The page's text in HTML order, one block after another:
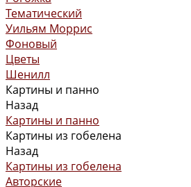
Тематический
Уильям Моррис
Фоновый
Цветы
Шенилл
Картины и панно
Назад
Картины и панно
Картины из гобелена
Назад
Картины из гобелена
Авторские